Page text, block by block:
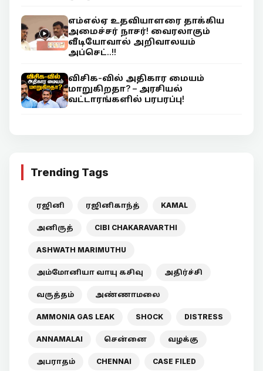
எம்எல்ஏ உதவியாளரை தாக்கிய
அமைச்சர் நாசர்! வைரலாகும்
வீடியோவால் அறிவாலயம்
அப்செட்..!!
விசிக-வில் அதிகார மையம்
மாறுகிறதா? – அரசியல்
வட்டாரங்களில் பரபரப்பு!
Trending Tags
ரஜினி ரஜினிகாந்த் KAMAL
அனிருத் CIBI CHAKARAVARTHI
ASHWATH MARIMUTHU
அம்மோனியா வாயு கசிவு அதிர்ச்சி
வருத்தம் அண்ணாமலை
AMMONIA GAS LEAK SHOCK DISTRESS
ANNAMALAI சென்னை வழக்கு
அபராதம் CHENNAI CASE FILED